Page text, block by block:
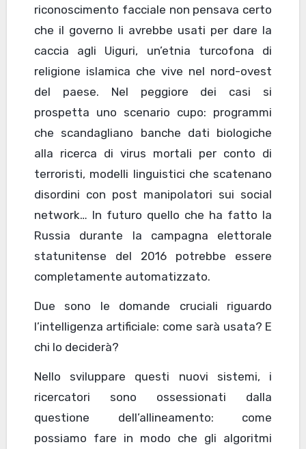
riconoscimento facciale non pensava certo
che il governo li avrebbe usati per dare la
caccia agli Uiguri, un’etnia turcofona di
religione islamica che vive nel nord-ovest
del paese. Nel peggiore dei casi si
prospetta uno scenario cupo: programmi
che scandagliano banche dati biologiche
alla ricerca di virus mortali per conto di
terroristi, modelli linguistici che scatenano
disordini con post manipolatori sui social
network… In futuro quello che ha fatto la
Russia durante la campagna elettorale
statunitense del 2016 potrebbe essere
completamente automatizzato.
Due sono le domande cruciali riguardo
l’intelligenza artificiale: come sarà usata? E
chi lo deciderà?
Nello sviluppare questi nuovi sistemi, i
ricercatori sono ossessionati dalla
questione dell’allineamento: come
possiamo fare in modo che gli algoritmi